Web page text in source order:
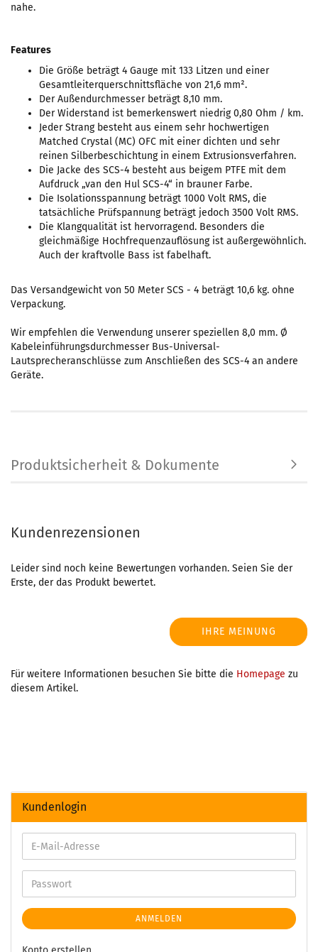
nahe.
Features
Die Größe beträgt 4 Gauge mit 133 Litzen und einer
Gesamtleiterquerschnittsfläche von 21,6 mm².
Der Außendurchmesser beträgt 8,10 mm.
Der Widerstand ist bemerkenswert niedrig 0,80 Ohm / km.
Jeder Strang besteht aus einem sehr hochwertigen
Matched Crystal (MC) OFC mit einer dichten und sehr
reinen Silberbeschichtung in einem Extrusionsverfahren.
Die Jacke des SCS-4 besteht aus beigem PTFE mit dem
Aufdruck „van den Hul SCS-4“ in brauner Farbe.
Die Isolationsspannung beträgt 1000 Volt RMS, die
tatsächliche Prüfspannung beträgt jedoch 3500 Volt RMS.
Die Klangqualität ist hervorragend. Besonders die
gleichmäßige Hochfrequenzauflösung ist außergewöhnlich.
Auch der kraftvolle Bass ist fabelhaft.
Das Versandgewicht von 50 Meter SCS - 4 beträgt 10,6 kg. ohne
Verpackung.
Wir empfehlen die Verwendung unserer speziellen 8,0 mm. Ø
Kabeleinführungsdurchmesser Bus-Universal-
Lautsprecheranschlüsse zum Anschließen des SCS-4 an andere
Geräte.
Produktsicherheit & Dokumente
Kundenrezensionen
Leider sind noch keine Bewertungen vorhanden. Seien Sie der
Erste, der das Produkt bewertet.
IHRE MEINUNG
Für weitere Informationen besuchen Sie bitte die Homepage zu
diesem Artikel.
Kundenlogin
ANMELDEN